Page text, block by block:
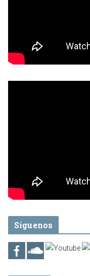
Síguenos